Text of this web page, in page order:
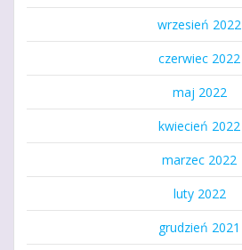
wrzesień 2022
czerwiec 2022
maj 2022
kwiecień 2022
marzec 2022
luty 2022
grudzień 2021